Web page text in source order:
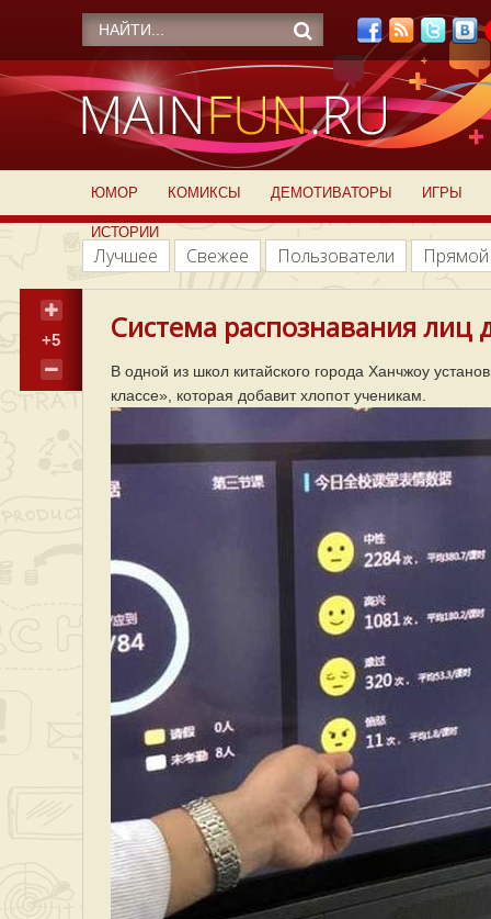
ЮМОР КОМИКСЫ ДЕМОТИВАТОРЫ ИГРЫ
ИСТОРИИ
Лучшее Свежее Пользователи
+5 Система распознавания лиц
В одной из школ китайского города Ханчжоу
классе», которая добавит хлопот ученикам.